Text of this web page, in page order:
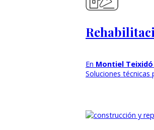
En Montiel Teixidó
Soluciones técnicas